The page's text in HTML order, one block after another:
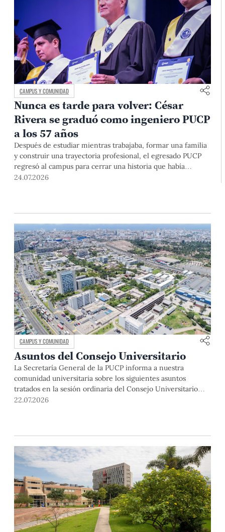
CAMPUS Y COMUNIDAD
Nunca es tarde para volver: César
Rivera se graduó como ingeniero PUCP
a los 57 años
Después de estudiar mientras trabajaba, formar una familia
y construir una trayectoria profesional, el egresado PUCP
regresó al campus para cerrar una historia que había
comenzado casi cuatro décadas atrás. En la ceremonia
24.07.2026
CAMPUS Y COMUNIDAD
Asuntos del Consejo Universitario
La Secretaría General de la PUCP informa a nuestra
comunidad universitaria sobre los siguientes asuntos
tratados en la sesión ordinaria del Consejo Universitario
que se realizó el día miércoles 1 de abril de 2026: El rector
22.07.2026